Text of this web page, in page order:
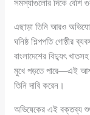
সমস্যাগুলোর দিকে বেশি
এছাড়া তিনি আরও
ঘনিষ্ঠ শিল্পপতি গোষ্ঠীর
বাংলাদেশের বিদ্যুৎ
মুখে পড়তে পারে—এই
তিনি দাবি করেন।
অভিষেকের এই বক্তব্য